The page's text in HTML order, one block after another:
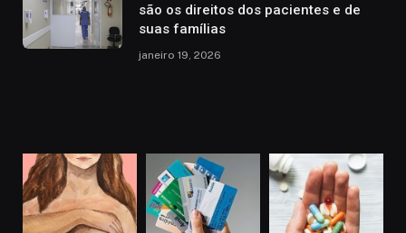
são os direitos dos pacientes e de
suas famílias
janeiro 19, 2026